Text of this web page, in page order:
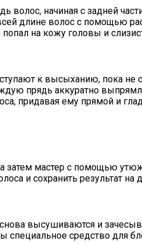
волос, начиная с задней
длине волос с помощью
на кожу головы и
к высыханию, пока не
прядь аккуратно
придавая ему прямой и
мастер с помощью
и сохранить результат на
высушиваются и
средство для